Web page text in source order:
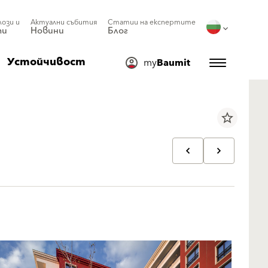
и Актуални събития
Новини
Статии на експертите
Блог
Устойчивост myBaumit
star_border